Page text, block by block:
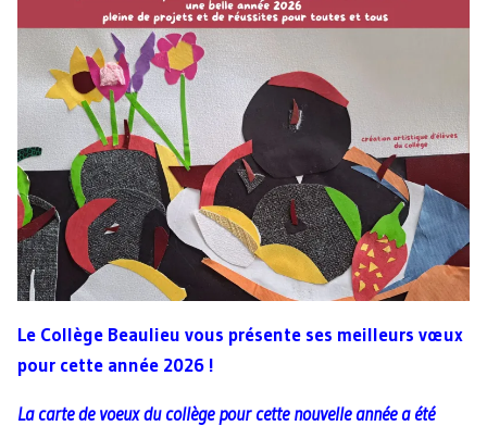
Le Collège Beaulieu vous présente ses meilleurs vœux
pour cette année 2026 !
La carte de voeux du collège pour cette nouvelle année a été